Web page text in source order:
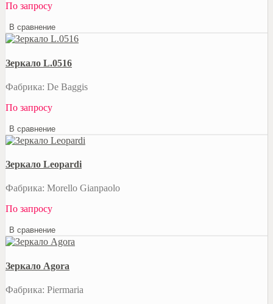
По запросу
В сравнение
Зеркало L.0516
Фабрика: De Baggis
По запросу
В сравнение
Зеркало Leopardi
Фабрика: Morello Gianpaolo
По запросу
В сравнение
Зеркало Agora
Фабрика: Piermaria